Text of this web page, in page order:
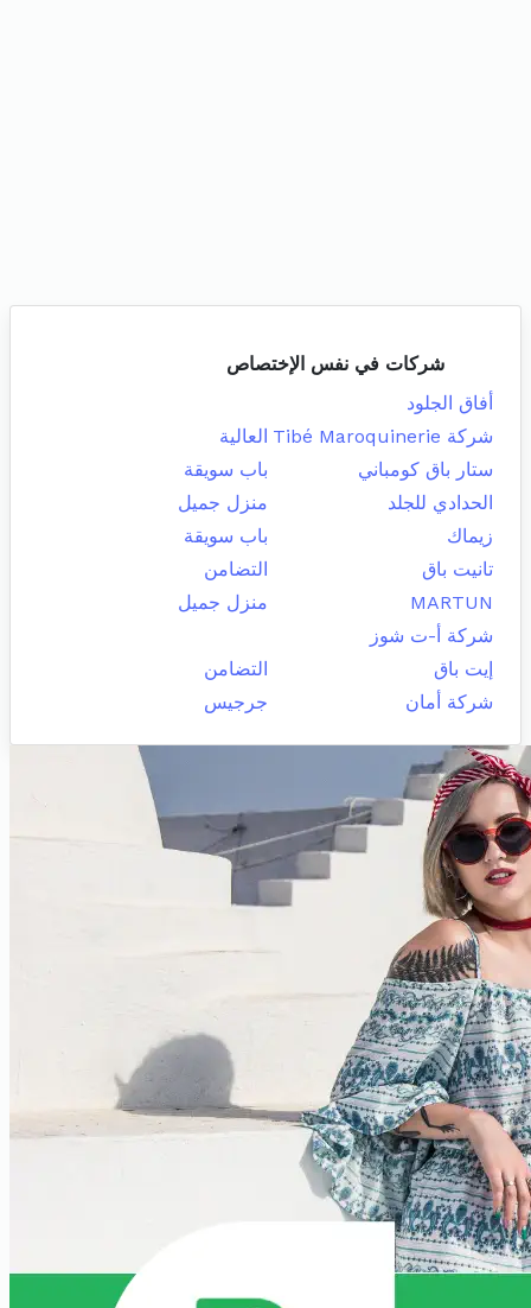
شركات في نفس الإختصاص
أفاق الجلود
شركة Tibé Maroquinerie
العالية
ستار باق كومباني
باب سويقة
الحدادي للجلد
منزل جميل
زيماك
باب سويقة
تانيت باق
التضامن
MARTUN
منزل جميل
شركة أ-ت شوز
إيت باق
التضامن
شركة أمان
جرجيس